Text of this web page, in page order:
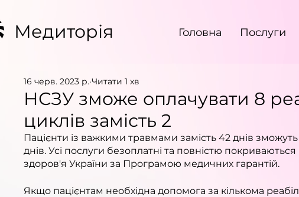
Медиторія Головна Послуги
НСЗУ зможе оплачувати 8
циклів замість 2
16 черв. 2023 р. Читати 1 хв
Пацієнти із важкими травмами замість 42 днів зможуть
днів. Усі послуги безоплатні та повністю
здоров'я України за Програмою медичних гарантій.
Якщо пацієнтам необхідна допомога за кількома